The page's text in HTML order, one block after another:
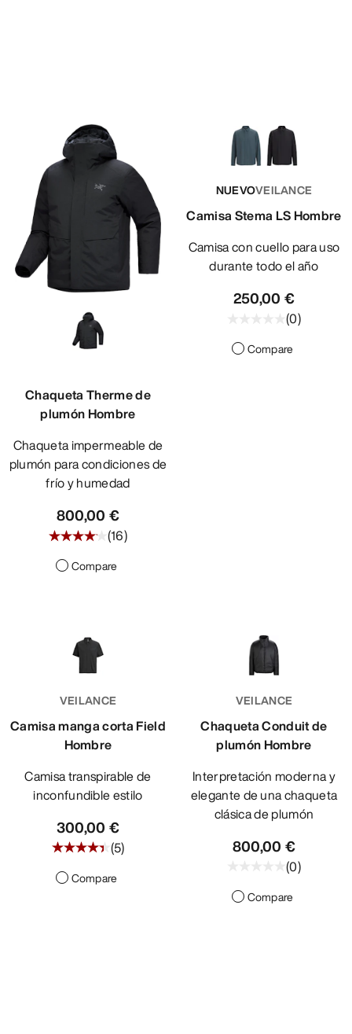
Chaqueta Therme de
plumón Hombre
Chaqueta impermeable de
plumón para condiciones de
frío y humedad
800,00 €
(16)
Compare
NUEVOVEILANCE
Camisa Stema LS Hombre
Camisa con cuello para uso
durante todo el año
250,00 €
(0)
Compare
VEILANCE
Camisa manga corta Field
Hombre
Camisa transpirable de
inconfundible estilo
300,00 €
(5)
Compare
VEILANCE
Chaqueta Conduit de
plumón Hombre
Interpretación moderna y
elegante de una chaqueta
clásica de plumón
800,00 €
(0)
Compare